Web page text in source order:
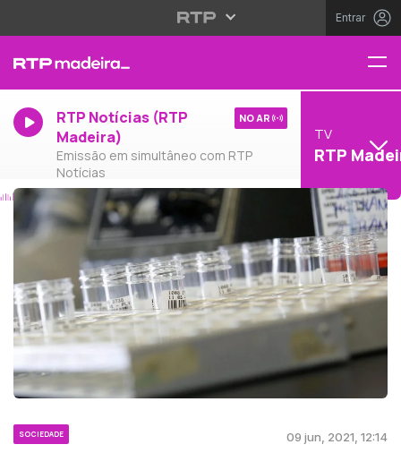
Entrar
RTP Notícias (RTP
Madeira)
Emissão em simultâneo com RTP
Notícias
NO AR
TV
RTP
SOCIEDADE 09 jun, 2021, 12:14